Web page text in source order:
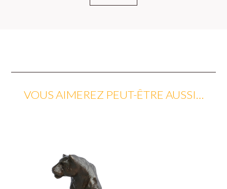
VOUS AIMEREZ PEUT-ÊTRE AUSSI…